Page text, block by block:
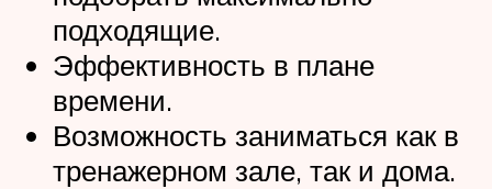
подходящие.
Эффективность в плане
времени.
Возможность заниматься как в
тренажерном зале, так и дома.